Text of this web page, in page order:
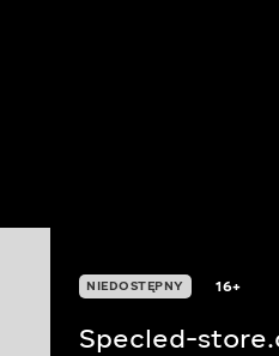
NIEDOSTĘPNY 16+
Specled-